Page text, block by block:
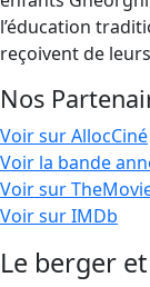
l’éducation
reçoivent de
Nos
Voir sur AllocCiné
Voir la bande
Voir sur
Voir sur IMDb
Le berger